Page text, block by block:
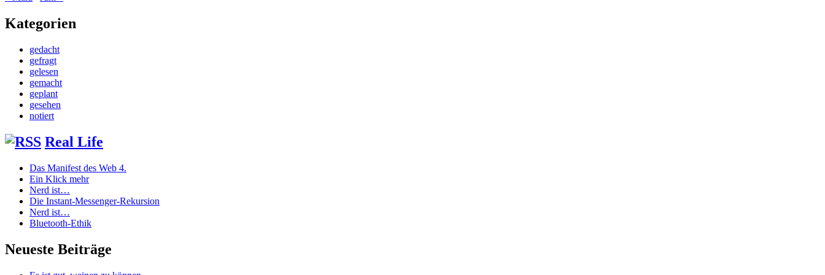
Kategorien
gedacht
gefragt
gelesen
gemacht
geplant
gesehen
notiert
Real Life
Das Manifest des Web 4.
Ein Klick mehr
Nerd ist…
Die Instant-Messenger-Rekursion
Nerd ist…
Bluetooth-Ethik
Neueste Beiträge